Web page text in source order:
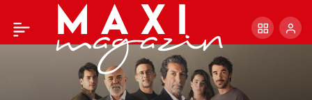
“The Sandman” 2. Sezon
Kadrosu Belli Oldu!
Paylaş